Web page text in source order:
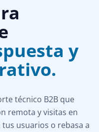
y
técnico B2B que
remota y visitas en
usuarios o rebasa a